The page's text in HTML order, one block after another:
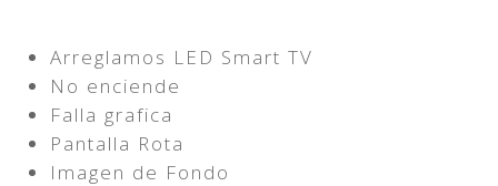
Arreglamos LED Smart TV
No enciende
Falla grafica
Pantalla Rota
Imagen de Fondo